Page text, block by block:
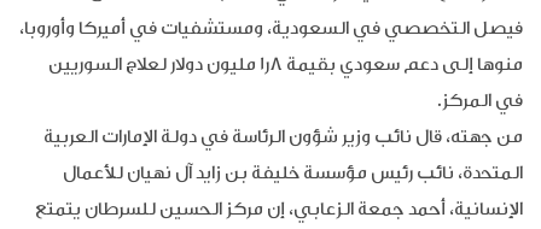
فيصل التخصصي في السعودية، ومستشفيات في أميركا وأوروبا،
منوها إلى دعم سعودي بقيمة 8ر1 مليون دولار لعلاج السوريين
في المركز.
من جهته، قال نائب وزير شؤون الرئاسة في دولة الإمارات العربية
المتحدة، نائب رئيس مؤسسة خليفة بن زايد آل نهيان للأعمال
الإنسانية، أحمد جمعة الزعابي، إن مركز الحسين للسرطان يتمتع